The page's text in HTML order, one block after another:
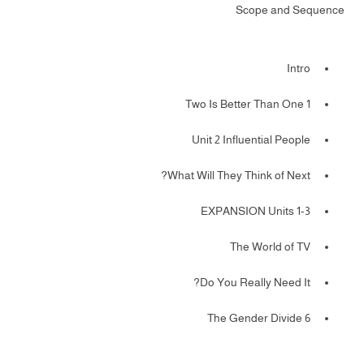
Scope and Sequence
Intro
1 Two Is Better Than One
Unit 2 Influential People
What Will They Think of Next?
EXPANSION Units 1-3
The World of TV
Do You Really Need It?
6 The Gender Divide